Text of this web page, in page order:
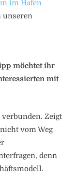
im Hafen
unseren
möchtet ihr
mit
Zeigt
vom Weg
denn